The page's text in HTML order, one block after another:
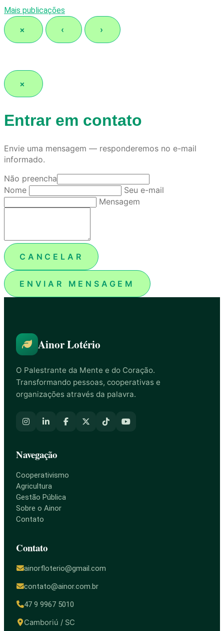
Mais publicações
× ‹ ›
×
Entrar em contato
Envie uma mensagem — responderemos no e-mail
informado.
Não preencha
Nome
Seu e-mail
Mensagem
CANCELAR
ENVIAR MENSAGEM
Ainor Lotério
O Palestrante da Mente e do Coração.
Transformando pessoas, cooperativas e
organizações através da palavra.
Navegação
Cooperativismo
Agricultura
Gestão Pública
Sobre o Ainor
Contato
Contato
ainorfloterio@gmail.com
contato@ainor.com.br
47 9 9967 5010
Camboriú / SC